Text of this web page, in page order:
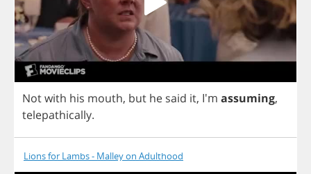
Notwith his mouth, but he said it, I'm assuming,
telepathically.
Lions for Lambs - Malley on Adulthood